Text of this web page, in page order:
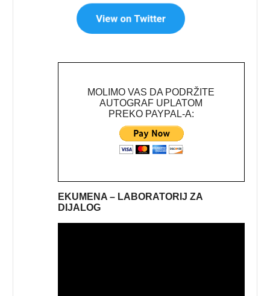
MOLIMO VAS DA PODRŽITE
AUTOGRAF UPLATOM
PREKO PAYPAL-A:
EKUMENA – LABORATORIJ ZA
DIJALOG